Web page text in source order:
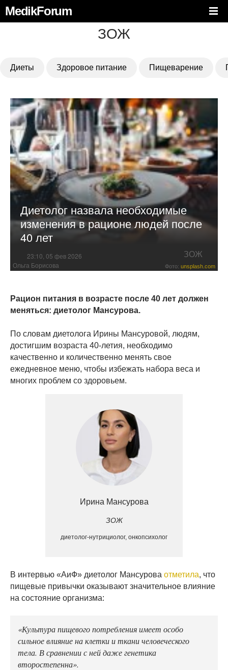
MedikForum
ЗОЖ
Диеты Здоровое питание Пищеварение
Диетолог назвала необходимые
изменения в рационе людей после
40 лет
23:10, 05 фев 2026 ЗОЖ
Ольга Борисова Фото: unsplash.com
Рацион питания в возрасте после 40 лет должен
меняться: диетолог Мансурова.
По словам диетолога Ирины Мансуровой, людям,
достигшим возраста 40-летия, необходимо
качественно и количественно менять свое
ежедневное меню, чтобы избежать набора веса и
многих проблем со здоровьем.
Ирина Мансурова
ЗОЖ
диетолог-нутрициолог, онкопсихолог
В интервью «АиФ» диетолог Мансурова отметила, что
пищевые привычки оказывают значительное влияние
на состояние организма:
«Культура пищевого потребления имеет особо
сильное влияние на клетки и ткани человеческого
тела. В сравнении с ней даже генетика
второстепенна».